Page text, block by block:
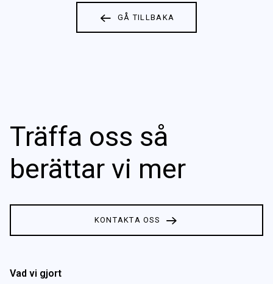
GÅ TILLBAKA
Träffa oss så
berättar vi mer
KONTAKTA OSS
Vad vi gjort